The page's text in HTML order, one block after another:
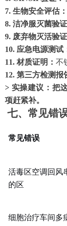
7. 生物安全评估：
8. 洁净服灭菌验证
9. 废弃物灭活验证
10. 应急电源测试
11. 材质证明： 不
12. 第三方检测报
> 实操建议：把
项赶紧补。
七、常见错
常见错误
活毒区空调回风
的区
细胞治疗车间多